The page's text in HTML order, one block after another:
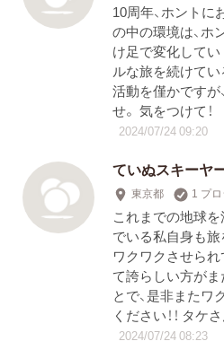
10周年、ホントに
の中の環境は、ホ
け足で変化してい
ルな旅を続けて
活動を僅かですが
せ。 気をつけて！
2024/07/24 09:20
ていぬスキーヤ
東京都 1 プ
これまでの地球
でいる私自身も
ワクワクさせられ
て誇らしい方が
とで、是非またワ
ください！！ タケ
2024/07/24 08:23